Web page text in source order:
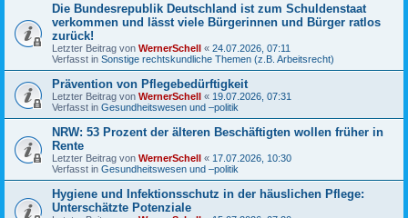
Die Bundesrepublik Deutschland ist zum Schuldenstaat
verkommen und lässt viele Bürgerinnen und Bürger ratlos
zurück!
Letzter Beitrag von WernerSchell « 24.07.2026, 07:11
Verfasst in Sonstige rechtskundliche Themen (z.B. Arbeitsrecht)
Prävention von Pflegebedürftigkeit
Letzter Beitrag von WernerSchell « 19.07.2026, 07:31
Verfasst in Gesundheitswesen und –politik
NRW: 53 Prozent der älteren Beschäftigten wollen früher in
Rente
Letzter Beitrag von WernerSchell « 17.07.2026, 10:30
Verfasst in Gesundheitswesen und –politik
Hygiene und Infektionsschutz in der häuslichen Pflege:
Unterschätzte Potenziale